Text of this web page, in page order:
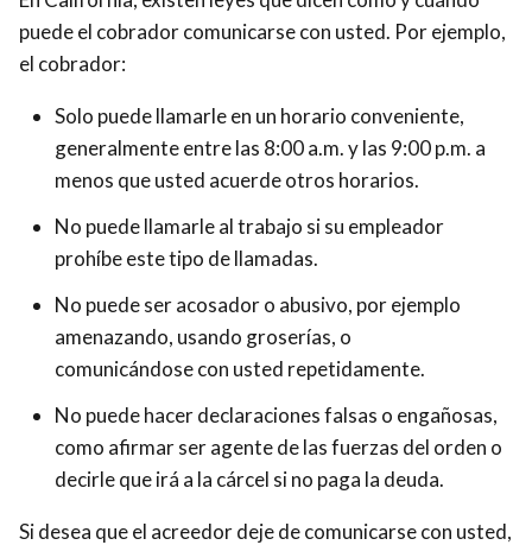
puede el cobrador comunicarse con usted. Por ejemplo,
el cobrador:
Solo puede llamarle en un horario conveniente,
generalmente entre las 8:00 a.m. y las 9:00 p.m. a
menos que usted acuerde otros horarios.
No puede llamarle al trabajo si su empleador
prohíbe este tipo de llamadas.
No puede ser acosador o abusivo, por ejemplo
amenazando, usando groserías, o
comunicándose con usted repetidamente.
No puede hacer declaraciones falsas o engañosas,
como afirmar ser agente de las fuerzas del orden o
decirle que irá a la cárcel si no paga la deuda.
Si desea que el acreedor deje de comunicarse con usted,